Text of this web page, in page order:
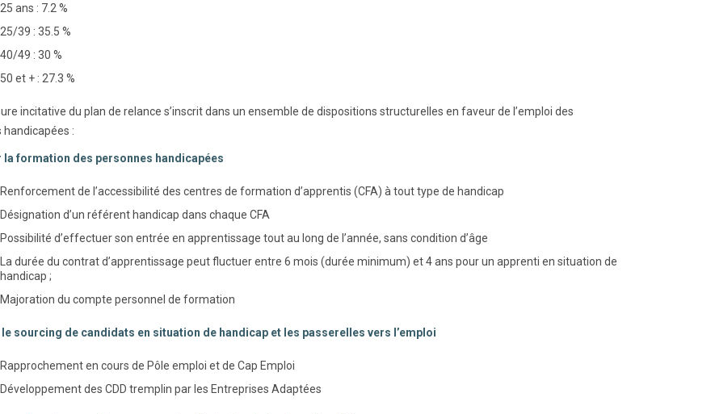
25 ans : 7.2 %
25/39 : 35.5 %
40/49 : 30 %
50 et + : 27.3 %
incitative du plan de relance s’inscrit dans un ensemble de dispositions structurelles en faveur de l’emploi des
handicapées :
formation des personnes handicapées
Renforcement de l’accessibilité des centres de formation d’apprentis (CFA) à tout type de handicap
Désignation d’un référent handicap dans chaque CFA
Possibilité d’effectuer son entrée en apprentissage tout au long de l’année, sans condition d’âge
La durée du contrat d’apprentissage peut fluctuer entre 6 mois (durée minimum) et 4 ans pour un apprenti en situation de
handicap ;
Majoration du compte personnel de formation
le sourcing de candidats en situation de handicap et les passerelles vers l’emploi
Rapprochement en cours de Pôle emploi et de Cap Emploi
Développement des CDD tremplin par les Entreprises Adaptées